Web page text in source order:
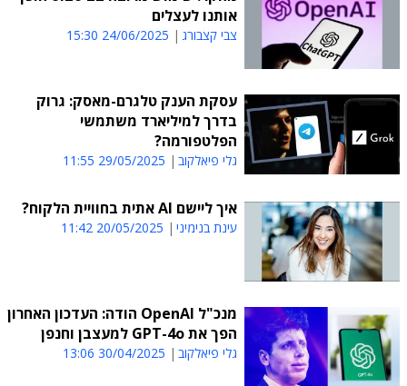
אותנו לעצלים
צבי קצבורג 24/06/2025 15:30
עסקת הענק טלגרם-מאסק: גרוק
בדרך למיליארד משתמשי
הפלטפורמה?
גלי פיאלקוב 29/05/2025 11:55
איך ליישם AI אתית בחוויית הלקוח?
עינת בנימיני 20/05/2025 11:42
מנכ"ל OpenAI הודה: העדכון האחרון
הפך את GPT-4o למעצבן וחנפן
גלי פיאלקוב 30/04/2025 13:06